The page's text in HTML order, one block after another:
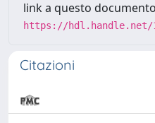
link a questo
https://hdl.handle.net/
Citazioni